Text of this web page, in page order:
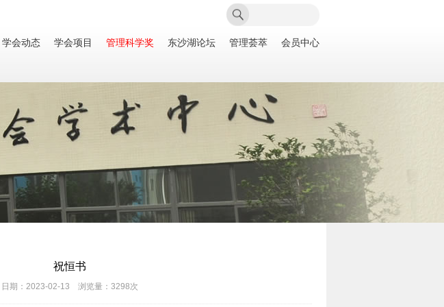
学会动态 学会项目 管理科学奖 东沙湖论坛 管理荟萃 会员中心
祝恒书
日期：2023-02-13 浏览量：3298次